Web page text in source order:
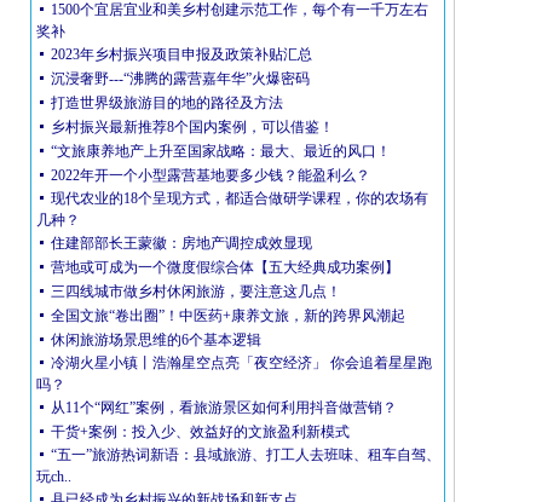
1500个宜居宜业和美乡村创建示范工作，每个有一千万左右
奖补
2023年乡村振兴项目申报及政策补贴汇总
沉浸奢野---“沸腾的露营嘉年华”火爆密码
打造世界级旅游目的地的​路径及方法
乡村振兴最新推荐8个国内案例，可以借鉴！
“文旅康养地产上升至国家战略：最大、最近的风口！
2022年开一个小型露营基地要多少钱？能盈利么？​
现代农业的18个呈现方式，都适合做研学课程，你的农场有
几种？
住建部部长王蒙徽：房地产调控成效显现
营地或可成为一个微度假综合体【五大经典成功案例】
三四线城市做乡村休闲旅游，要注意这几点！
全国文旅“卷出圈”！中医药+康养文旅，新的跨界风潮起
休闲旅游场景思维的6个基本逻辑
冷湖火星小镇丨浩瀚星空点亮「夜空经济」 你会追着星星跑
吗？
从11个“网红”案例，看旅游景区如何利用抖音做营销？
干货+案例：投入少、效益好的文旅盈利新模式
“五一”旅游热词新语：县域旅游、打工人去班味、租车自驾、
玩ch..